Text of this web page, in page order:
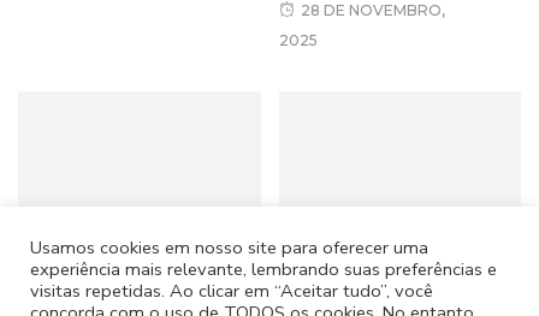
28 DE NOVEMBRO,
2025
CARNAVAL NO CSPC
27 DE MARÇO, 2026
II CAMINHADA SOLIDÁRIA
23 DE JUNHO, 2023
Usamos cookies em nosso site para oferecer uma
experiência mais relevante, lembrando suas preferências e
visitas repetidas. Ao clicar em “Aceitar tudo”, você